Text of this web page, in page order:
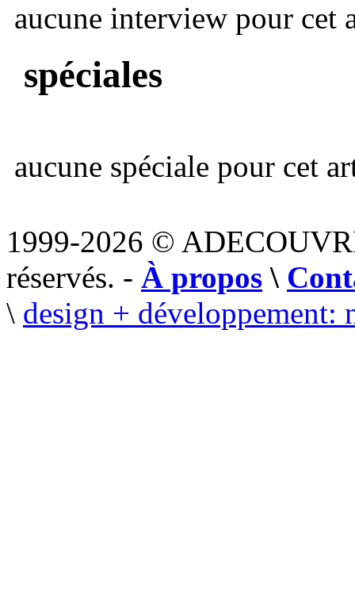
aucune interview pour cet
spéciales
aucune spéciale pour cet
1999-2026 ©
réservés. - À propos \
\ design + développement: